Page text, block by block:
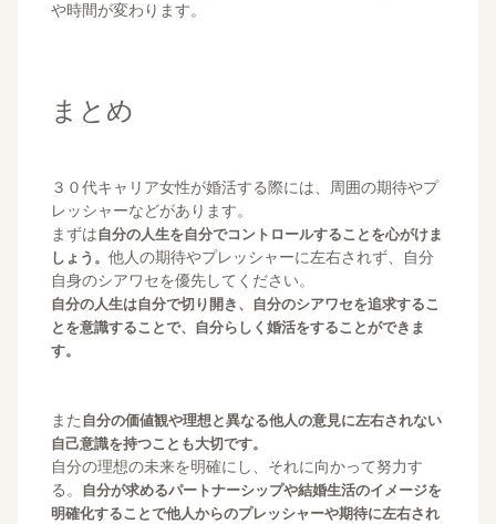
や時間が変わります。
まとめ
３０代キャリア女性が婚活する際には、周囲の期待やプ
レッシャーなどがあります。
まずは自分の人生を自分でコントロールすることを心がけま
しょう。 他人の期待やプレッシャーに左右されず、自分
自身のシアワセを優先してください。
自分の人生は自分で切り開き、自分のシアワセを追求するこ
とを意識することで、自分らしく婚活をすることができま
す。
また 自分の価値観や理想と異なる他人の意見に左右されない
自己意識を持つことも大切です。
自分の理想の未来を明確にし、それに向かって努力す
る。 自分が求めるパートナーシップや結婚生活のイメージを
明確化することで他人からのプレッシャーや期待に左右され